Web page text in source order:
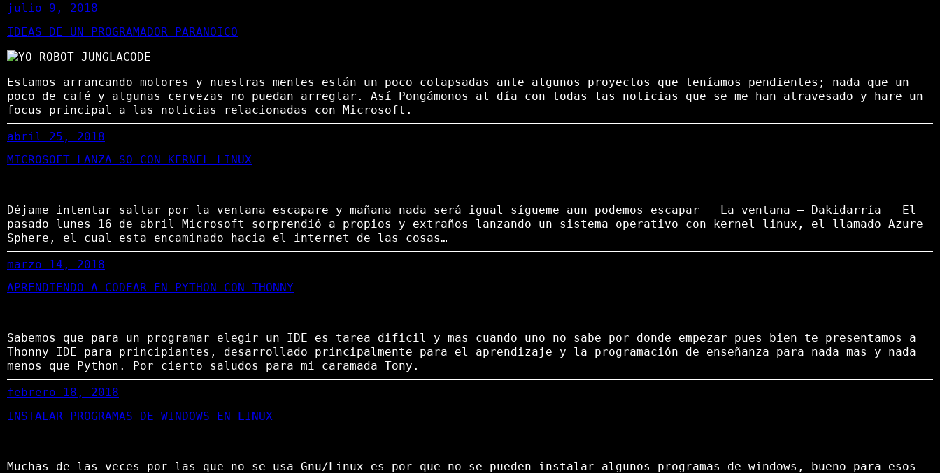
julio 9, 2018
IDEAS DE UN PROGRAMADOR PARANOICO
Estamos arrancando motores y nuestras mentes están un poco colapsadas ante algunos proyectos que teníamos pendientes; nada que un
poco de café y algunas cervezas no puedan arreglar. Así Pongámonos al día con todas las noticias que se me han atravesado y hare un
focus principal a las noticias relacionadas con Microsoft.
abril 25, 2018
MICROSOFT LANZA SO CON KERNEL LINUX
Déjame intentar saltar por la ventana escapare y mañana nada será igual sígueme aun podemos escapar La ventana – Dakidarría El
pasado lunes 16 de abril Microsoft sorprendió a propios y extraños lanzando un sistema operativo con kernel linux, el llamado Azure
Sphere, el cual esta encaminado hacia el internet de las cosas…
marzo 14, 2018
APRENDIENDO A CODEAR EN PYTHON CON THONNY
Sabemos que para un programar elegir un IDE es tarea dificil y mas cuando uno no sabe por donde empezar pues bien te presentamos a
Thonny IDE para principiantes, desarrollado principalmente para el aprendizaje y la programación de enseñanza para nada mas y nada
menos que Python. Por cierto saludos para mi caramada Tony.
febrero 18, 2018
INSTALAR PROGRAMAS DE WINDOWS EN LINUX
Muchas de las veces por las que no se usa Gnu/Linux es por que no se pueden instalar algunos programas de windows, bueno para esos